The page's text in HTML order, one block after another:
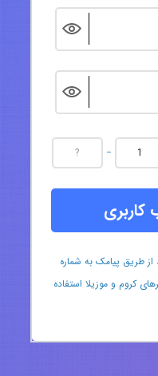
−
کاربری
طریق پیامک به شماره
مرورگرهای کروم و موزیلا استفاده